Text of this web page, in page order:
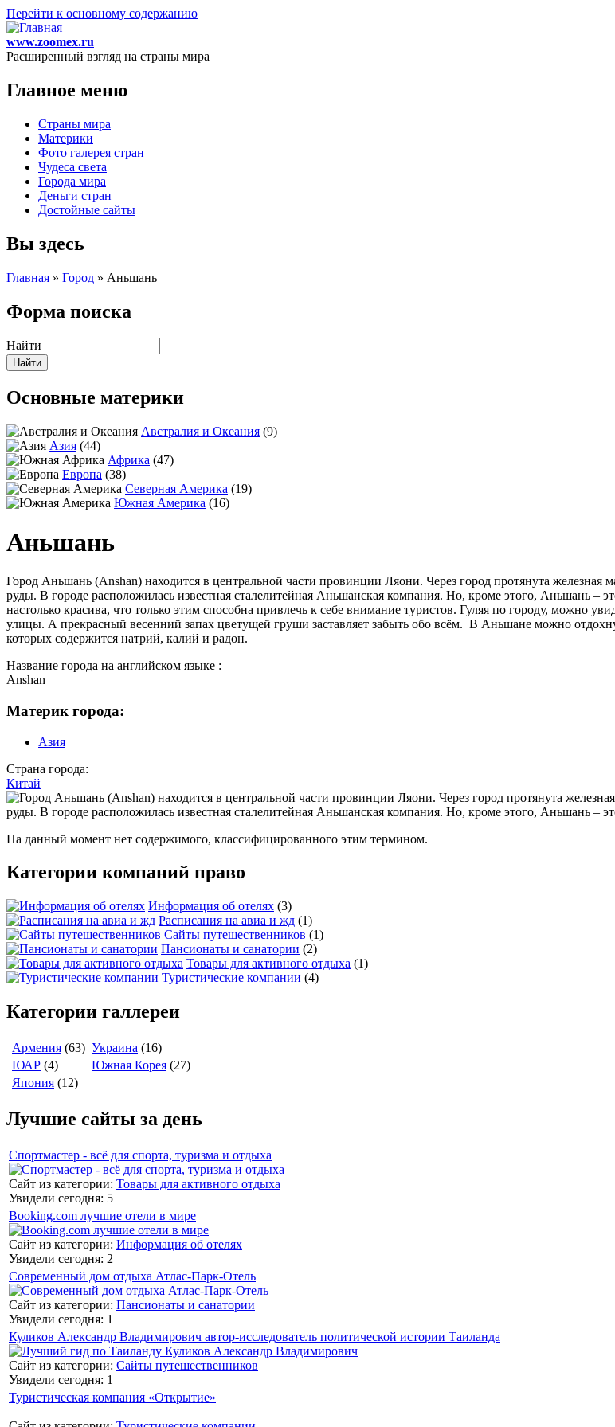
Перейти к основному содержанию
www.zoomex.ru
Расширенный взгляд на страны мира
Главное меню
Страны мира
Материки
Фото галерея стран
Чудеса света
Города мира
Деньги стран
Достойные сайты
Вы здесь
Главная » Город » Аньшань
Форма поиска
Найти
Основные материки
Австралия и Океания (9)
Азия (44)
Африка (47)
Европа (38)
Северная Америка (19)
Южная Америка (16)
Аньшань
Город Аньшань (Anshan) находится в центральной части провинции Ляони. Через город протянута
руды. В городе расположилась известная сталелитейная Аньшанская компания. Но, кроме этого, Аньшань –
настолько красива, что только этим способна привлечь к себе внимание туристов. Гуляя по городу, можно
улицы. А прекрасный весенний запах цветущей груши заставляет забыть обо всём. В Аньшане можно
которых содержится натрий, калий и радон.
Название города на английском языке :
Anshan
Материк города:
Азия
Страна города:
Китай
На данный момент нет содержимого, классифицированного этим термином.
Категории компаний право
Информация об отелях (3)
Расписания на авиа и жд (1)
Сайты путешественников (1)
Пансионаты и санатории (2)
Товары для активного отдыха (1)
Туристические компании (4)
Категории галлереи
Армения (63) Украина (16)
ЮАР (4) Южная Корея (27)
Япония (12)
Лучшие сайты за день
Спортмастер - всё для спорта, туризма и отдыха
Сайт из категории: Товары для активного отдыха
Увидели сегодня: 5
Booking.com лучшие отели в мире
Сайт из категории: Информация об отелях
Увидели сегодня: 2
Современный дом отдыха Атлас-Парк-Отель
Сайт из категории: Пансионаты и санатории
Увидели сегодня: 1
Куликов Александр Владимирович автор-исследователь политической истории Таиланда
Сайт из категории: Сайты путешественников
Увидели сегодня: 1
Туристическая компания «Открытие»